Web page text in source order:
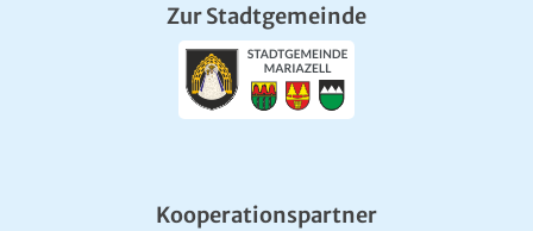
Zur Stadtgemeinde
Kooperationspartner